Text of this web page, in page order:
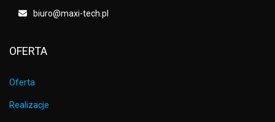
biuro@maxi-tech.pl
OFERTA
Oferta
Realizacje